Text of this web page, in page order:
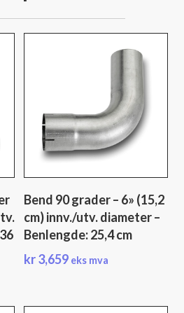
Bend 90 grader – 6» (15,2
cm) innv./utv. diameter –
Benlengde: 25,4 cm
kr3,659 eks mva